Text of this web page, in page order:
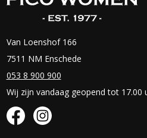
Van Loenshof 166
7511 NM Enschede
053 8 900 900
Wij zijn vandaag geopend tot 17.00